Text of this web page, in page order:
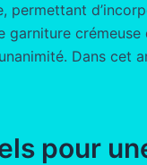
permettant
Dans
pour